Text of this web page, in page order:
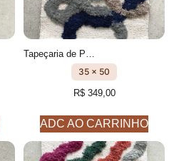
35 x 50
R$349,00
ADC AO CARRINHO